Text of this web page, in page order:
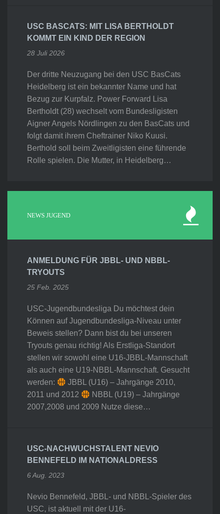
USC BASCATS: MIT LISA BERTHOLDT
KOMMT EIN KIND DER REGION
28 Juli 2026
Der dritte Neuzugang bei den USC BasCats
Heidelberg ist ein bekannter Name und hat
Bezug zur Kurpfalz. Power Forward Lisa
Bertholdt (28) wechselt vom Bundesligisten
Aigner Angels Nördlingen zu den BasCats und
folgt damit ihrem Cheftrainer Niko Kuusi.
Berthold soll beim Zweitligisten eine führende
Rolle spielen. Die Mutter, in Heidelberg…
NEWS JUGEND
ANMELDUNG FÜR JBBL- UND NBBL-
TRYOUTS
25 Feb. 2025
USC-Jugendbundesliga Du möchtest dein
Können auf Jugendbundesliga-Niveau unter
Beweis stellen? Dann bist du bei unseren
Tryouts genau richtig! Als Erstliga-Standort
stellen wir sowohl eine U16-JBBL-Mannschaft
als auch eine U19-NBBL-Mannschaft. Gesucht
werden:
JBBL (U16) – Jahrgänge 2010,
2011 und 2012
NBBL (U19) – Jahrgänge
2007,2008 und 2009 Nutze diese…
USC-NACHWUCHSTALENT NEVIO
BENNEFELD IM NATIONALDRESS
6 Aug. 2023
Nevio Bennefeld, JBBL- und NBBL-Spieler des
USC, ist aktuell mit der U16-